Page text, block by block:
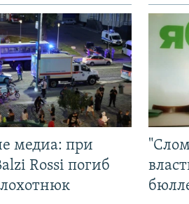
медиа: при
Rossi погиб